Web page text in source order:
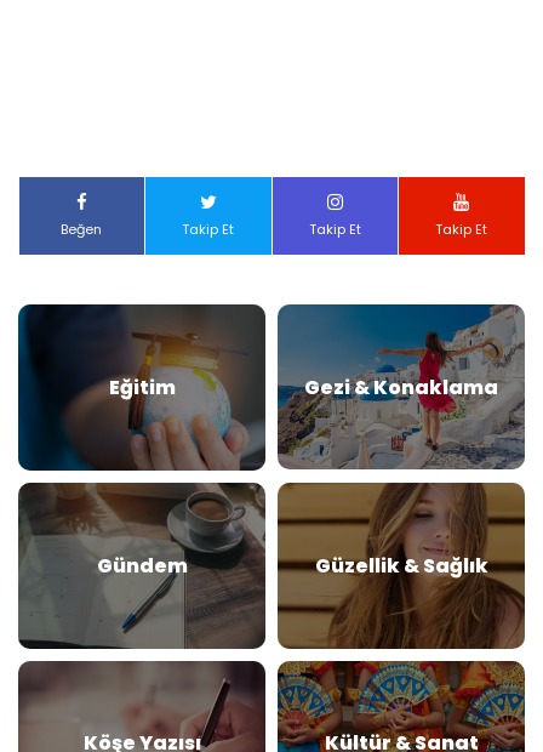
Beğen Takip Et Takip Et Takip Et
Eğitim Gezi & Konaklama
Gündem Güzellik & Sağlık
Köşe Yazısı Kültür & Sanat